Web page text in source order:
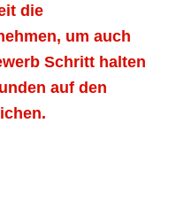
die
um auch
Schritt halten
auf den